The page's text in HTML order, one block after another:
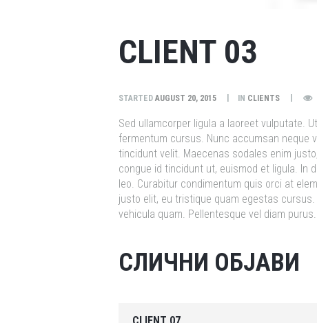
CLIENT 03
STARTED AUGUST 20, 2015 IN CLIENTS
Sed ullamcorper ligula a laoreet vulputate.
fermentum cursus. Nunc accumsan neque
tincidunt velit. Maecenas sodales enim
congue id tincidunt ut, euismod et ligula. In
leo. Curabitur condimentum quis orci at
justo elit, eu tristique quam egestas
vehicula quam. Pellentesque vel diam
СЛИЧНИ ОБЈАВИ
CLIENT 07